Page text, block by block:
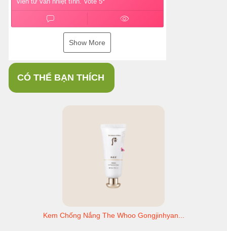
Show More
CÓ THỂ BẠN THÍCH
Kem Chống Nắng The Whoo Gongjinhyan...